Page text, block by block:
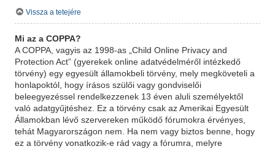
Vissza a tetejére
Mi az a COPPA?
A COPPA, vagyis az 1998-as „Child Online Privacy and
Protection Act” (gyerekek online adatvédelméről intézkedő
törvény) egy egyesült államokbeli törvény, mely megköveteli a
honlapoktól, hogy írásos szülői vagy gondviselői
beleegyezéssel rendelkezzenek 13 éven aluli személyektől
való adatgyűjtéshez. Ez a törvény csak az Amerikai Egyesült
Államokban lévő szervereken működő fórumokra érvényes,
tehát Magyarországon nem. Ha nem vagy biztos benne, hogy
ez a törvény vonatkozik-e rád vagy a fórumra, melyre